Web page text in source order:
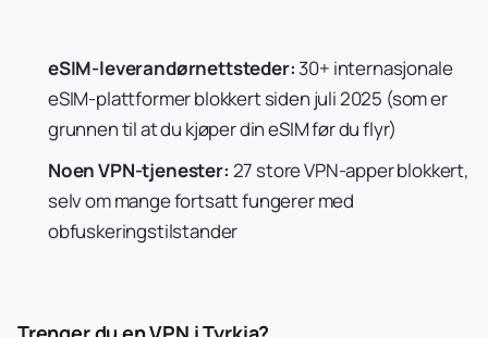
eSIM-leverandørnettsteder:30+ internasjonale
eSIM-plattformer blokkert siden juli 2025 (som er
grunnen til at du kjøper din eSIM før du flyr)
Noen VPN-tjenester: 27 store VPN-apper blokkert,
selv om mange fortsatt fungerer med
obfuskeringstilstander